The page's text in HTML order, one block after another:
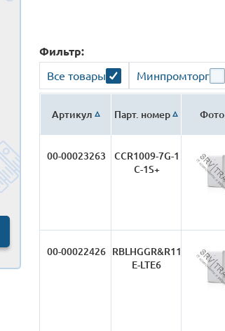
Фильтр:
Все товары Минпромторг
Артикул Парт. номер Фото
00-00023263
CCR1009-7G-1
C-1S+
00-00022426 RBLHGGR&R11
E-LTE6